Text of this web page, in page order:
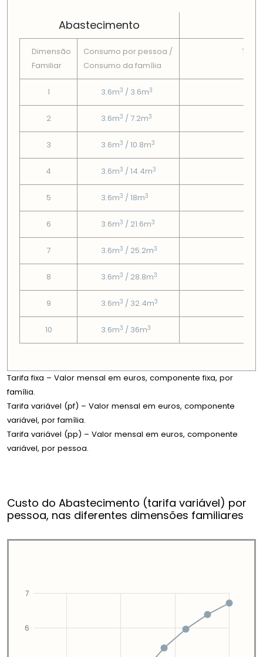
Abastecimento
Dimensão
Familiar
Consumo por pessoa /
Consumo da famí­lia
Tarifa
1 3.6m3 / 3.6m3
2 3.6m3 / 7.2m3
3 3.6m3 / 10.8m3
4 3.6m3 / 14.4m3
5 3.6m3 / 18m3
6 3.6m3 / 21.6m3
7 3.6m3 / 25.2m3
8 3.6m3 / 28.8m3
9 3.6m3 / 32.4m3
10 3.6m3 / 36m3
Tarifa fixa – Valor mensal em euros, componente fixa, por
família.
Tarifa variável (pf) – Valor mensal em euros, componente
variável, por família.
Tarifa variável (pp) – Valor mensal em euros, componente
variável, por pessoa.
Custo do Abastecimento (tarifa variável) por
pessoa, nas diferentes dimensões familiares
6
7